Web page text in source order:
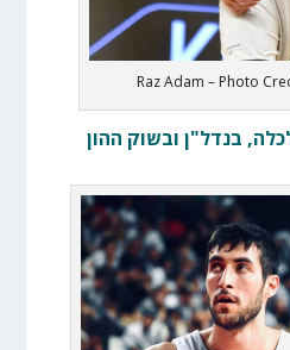
Raz Adam – Photo
בנדל"ן ובשוק ההון